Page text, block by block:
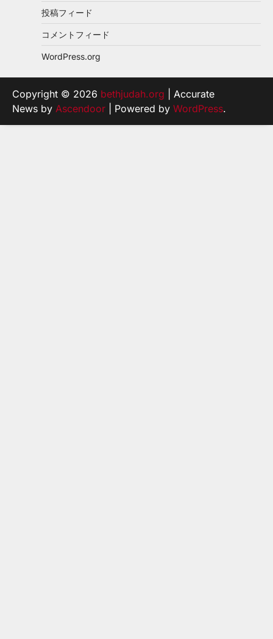
投稿フィード
コメントフィード
WordPress.org
Copyright © 2026 bethjudah.org | Accurate
News by Ascendoor | Powered by WordPress.